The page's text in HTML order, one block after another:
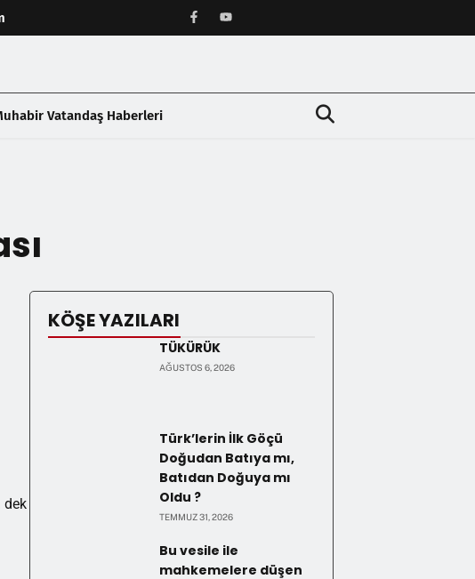
Vatandaş Haberleri
dek
KÖŞE YAZILARI
TÜKÜRÜK
AĞUSTOS 6, 2026
Türk’lerin İlk Göçü
Doğudan Batıya mı,
Batıdan Doğuya mı
Oldu ?
TEMMUZ 31, 2026
Bu vesile ile
mahkemelere düşen